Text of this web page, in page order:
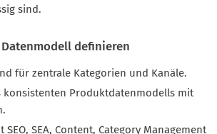
sind.
definieren
für zentrale Kategorien und Kanäle.
konsistenten Produktdatenmodells mit
SEA, Content, Category Management